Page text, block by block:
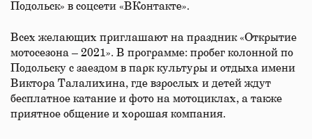
Подольск» в соцсети «ВКонтакте».
Всех желающих приглашают на праздник «Открытие
мотосезона – 2021». В программе: пробег колонной по
Подольску с заездом в парк культуры и отдыха имени
Виктора Талалихина, где взрослых и детей ждут
бесплатное катание и фото на мотоциклах, а также
приятное общение и хорошая компания.